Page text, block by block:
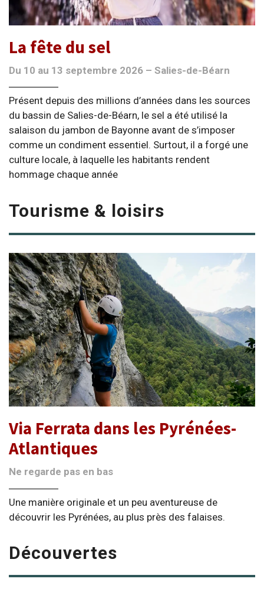
La fête du sel
Du 10 au 13 septembre 2026 – Salies-de-Béarn
Présent depuis des millions d’années dans les sources
du bassin de Salies-de-Béarn, le sel a été utilisé la
salaison du jambon de Bayonne avant de s’imposer
comme un condiment essentiel. Surtout, il a forgé une
culture locale, à laquelle les habitants rendent
hommage chaque année
Tourisme & loisirs
Via Ferrata dans les Pyrénées-
Atlantiques
Ne regarde pas en bas
Une manière originale et un peu aventureuse de
découvrir les Pyrénées, au plus près des falaises.
Découvertes